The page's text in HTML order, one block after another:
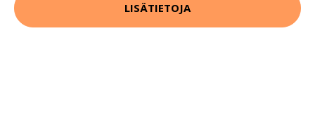
LISÄTIETOJA